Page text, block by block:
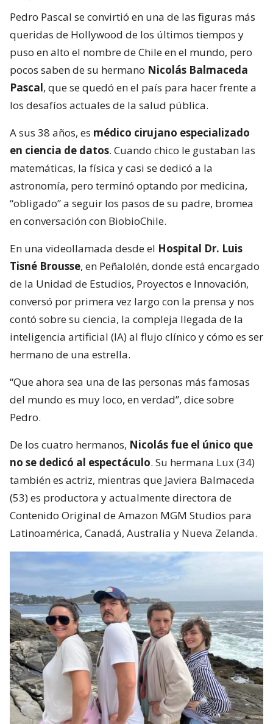
Pedro Pascal se convirtió en una de las figuras más
queridas de Hollywood de los últimos tiempos y
puso en alto el nombre de Chile en el mundo, pero
pocos saben de su hermano Nicolás Balmaceda
Pascal, que se quedó en el país para hacer frente a
los desafíos actuales de la salud pública.
A sus 38 años, es médico cirujano especializado
en ciencia de datos. Cuando chico le gustaban las
matemáticas, la física y casi se dedicó a la
astronomía, pero terminó optando por medicina,
“obligado” a seguir los pasos de su padre, bromea
en conversación con BiobioChile.
En una videollamada desde el Hospital Dr. Luis
Tisné Brousse, en Peñalolén, donde está encargado
de la Unidad de Estudios, Proyectos e Innovación,
conversó por primera vez largo con la prensa y nos
contó sobre su ciencia, la compleja llegada de la
inteligencia artificial (IA) al flujo clínico y cómo es ser
hermano de una estrella.
“Que ahora sea una de las personas más famosas
del mundo es muy loco, en verdad”, dice sobre
Pedro.
De los cuatro hermanos, Nicolás fue el único que
no se dedicó al espectáculo. Su hermana Lux (34)
también es actriz, mientras que Javiera Balmaceda
(53) es productora y actualmente directora de
Contenido Original de Amazon MGM Studios para
Latinoamérica, Canadá, Australia y Nueva Zelanda.